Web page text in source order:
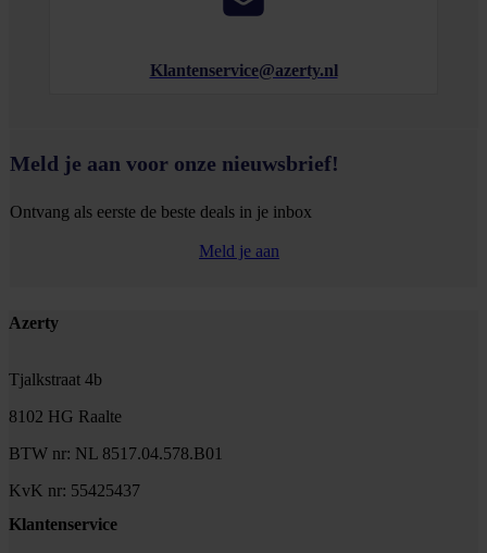
Klantenservice@azerty.nl
Meld je aan voor onze nieuwsbrief!
Ontvang als eerste de beste deals in je inbox
Meld je aan
Footer
Azerty
Tjalkstraat 4b
8102 HG Raalte
BTW nr: NL 8517.04.578.B01
KvK nr: 55425437
Klantenservice